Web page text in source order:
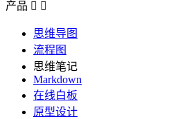
产品  
思维导图
流程图
思维笔记
Markdown
在线白板
原型设计